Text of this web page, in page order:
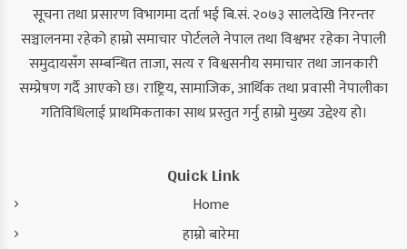
सूचना तथा प्रसारण विभागमा दर्ता भई बि.सं. २०७३ सालदेखि निरन्तर
सञ्चालनमा रहेको हाम्रो समाचार पोर्टलले नेपाल तथा विश्वभर रहेका नेपाली
समुदायसँग सम्बन्धित ताजा, सत्य र विश्वसनीय समाचार तथा जानकारी
सम्प्रेषण गर्दै आएको छ। राष्ट्रिय, सामाजिक, आर्थिक तथा प्रवासी नेपालीका
गतिविधिलाई प्राथमिकताका साथ प्रस्तुत गर्नु हाम्रो मुख्य उद्देश्य हो।
Quick Link
Home
हाम्रो बारेमा